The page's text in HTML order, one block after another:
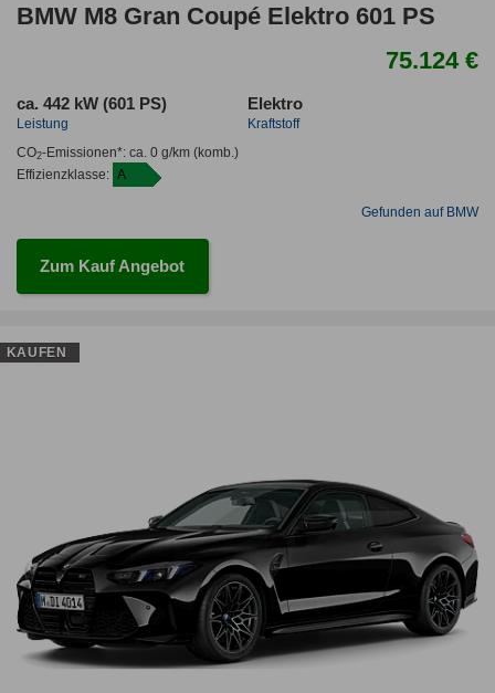
BMW M8 Gran Coupé Elektro 601 PS
75.124 €
ca. 442 kW (601 PS)
Leistung
Elektro
Kraftstoff
CO2-Emissionen*: ca. 0 g/km(komb.)
Effizienzklasse: A
Gefunden auf BMW
Zum Kauf Angebot
KAUFEN